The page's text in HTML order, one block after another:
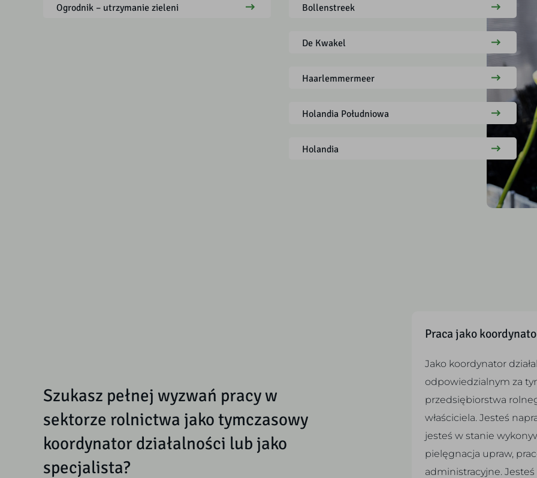
Ogrodnik – utrzymanie zieleni Bollenstreek
De Kwakel
Haarlemmermeer
Holandia Południowa
Holandia
Szukasz pełnej wyzwań pracy w
sektorze rolnictwa jako tymczasowy
koordynator działalności lub jako
specjalista?
Praca jako
Jako koordynator
odpowiedzialnym za
przedsiębiorstwa
właściciela. Jesteś
jesteś w stanie
pielęgnacja upraw,
administracyjne.